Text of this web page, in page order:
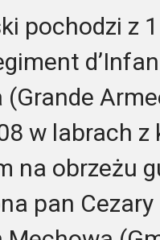
pochodzi z
w labrach z
na obrzeżu
pan